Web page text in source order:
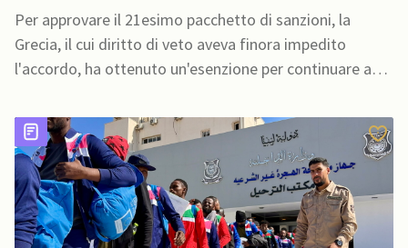
Mosca
Per approvare il 21esimo pacchetto di sanzioni, la
Grecia, il cui diritto di veto aveva finora impedito
l'accordo, ha ottenuto un'esenzione per continuare a
per un periodo di tempo indefinito